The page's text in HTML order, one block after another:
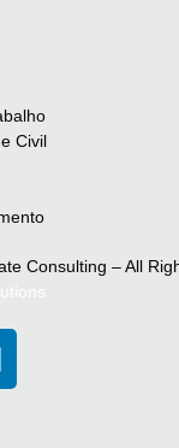
Civil
Consulting – All